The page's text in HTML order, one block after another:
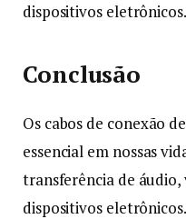
dispositivos eletrônicos.
Conclusão
Os cabos de conexão
essencial em nossas
transferência de
dispositivos